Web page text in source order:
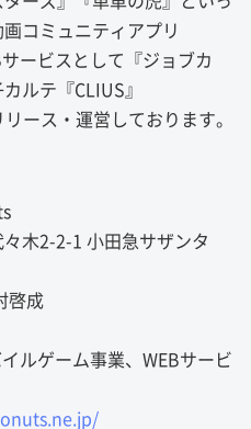
コミュニティアプリ
ービスとして『ジョブカ
ルテ『CLIUS』
リース・運営しております。
木2-2-1 小田急サザンタ
啓成
ルゲーム事業、WEBサービ